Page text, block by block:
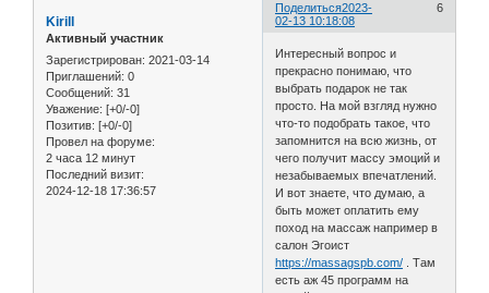
Поделиться 6
2023-
02-13 10:18:08
Kirill
Активный участник
Зарегистрирован: 2021-03-14
Приглашений: 0
Сообщений: 31
Уважение: [+0/-0]
Позитив: [+0/-0]
Провел на форуме:
2 часа 12 минут
Последний визит:
2024-12-18 17:36:57
Интересный вопрос и
прекрасно понимаю, что
выбрать подарок не так
просто. На мой взгляд нужно
что-то подобрать такое, что
запомнится на всю жизнь, от
чего получит массу эмоций и
незабываемых впечатлений.
И вот знаете, что думаю, а
быть может оплатить ему
поход на массаж например в
салон Эгоист
https://massagspb.com/ . Там
есть аж 45 программ на